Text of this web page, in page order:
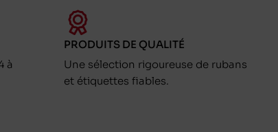
à
PRODUITS DE QUALITÉ
Une sélection rigoureuse de rubans
et étiquettes fiables.